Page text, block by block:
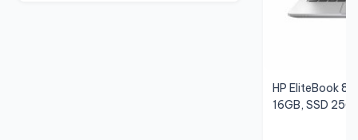
HP EliteBook
16GB, SSD